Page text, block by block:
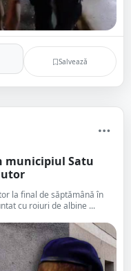
Salvează
municipiul Satu
la final de săptămână în
cu roiuri de albine ...